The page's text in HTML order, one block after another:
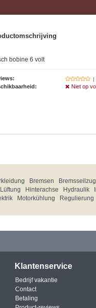
bobine 6 volt
|
Niet op
Bremsen Bremsseilzug
Hinterachse Hydraulik
Motorkühlung Regulierung
Klantenservice
Bedrijf vakantie
Contact
Betaling